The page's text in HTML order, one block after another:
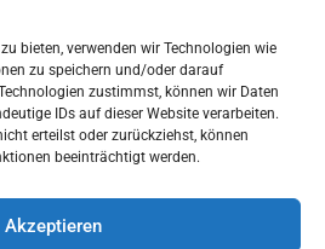
bieten, verwenden wir Technologien wie
zu speichern und/oder darauf
zustimmst, können wir Daten
IDs auf dieser Website verarbeiten.
erteilst oder zurückziehst, können
beeinträchtigt werden.
Akzeptieren
umsetzen
und Einweisung
Sie wissen anschließend, wie